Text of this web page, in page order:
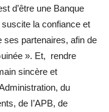
d’être une Banque
la confiance et
ses partenaires, afin de
». Et, rendre
sincère et
du
de I’APB, de